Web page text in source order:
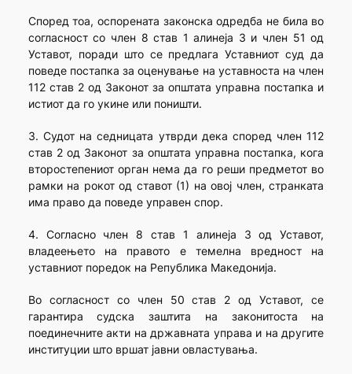
Според тоа, оспорената законска одредба не била во
согласност со член 8 став 1 алинеја 3 и член 51 од
Уставот, поради што се предлага Уставниот суд да
поведе постапка за оценување на уставноста на член
112 став 2 од Законот за општата управна постапка и
истиот да го укине или поништи.
3. Судот на седницата утврди дека според член 112
став 2 од Законот за општата управна постапка, кога
второстепениот орган нема да го реши предметот во
рамки на рокот од ставот (1) на овој член, странката
има право да поведе управен спор.
4. Согласно член 8 став 1 алинеја 3 од Уставот,
владеењето на правото е темелна вредност на
уставниот поредок на Република Македонија.
Во согласност со член 50 став 2 од Уставот, се
гарантира судска заштита на законитоста на
поединечните акти на државната управа и на другите
институции што вршат јавни овластувања.